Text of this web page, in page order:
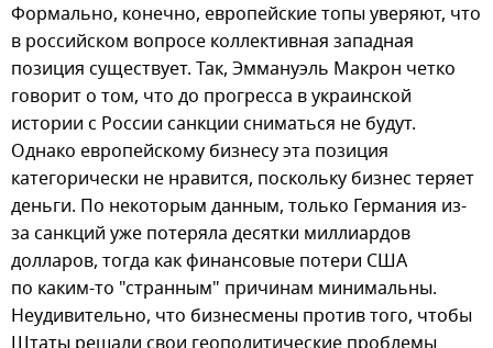
Формально, конечно, европейские топы уверяют, что
в российском вопросе коллективная западная
позиция существует. Так, Эммануэль Макрон четко
говорит о том, что до прогресса в украинской
истории с России санкции сниматься не будут.
Однако европейскому бизнесу эта позиция
категорически не нравится, поскольку бизнес теряет
деньги. По некоторым данным, только Германия из-
за санкций уже потеряла десятки миллиардов
долларов, тогда как финансовые потери США
по каким-то "странным" причинам минимальны.
Неудивительно, что бизнесмены против того, чтобы